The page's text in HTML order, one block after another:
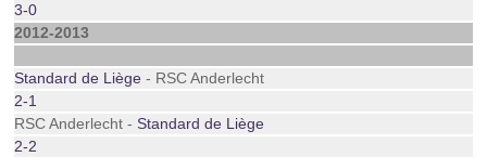
3-0
2012-2013
Standard de Liège - RSC Anderlecht
2-1
RSC Anderlecht -Standard de Liège
2-2